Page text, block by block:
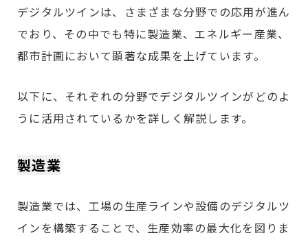
デジタルツインは、さまざまな分野での応用が進ん
でおり、その中でも特に製造業、エネルギー産業、
都市計画において顕著な成果を上げています。
以下に、それぞれの分野でデジタルツインがどのよ
うに活用されているかを詳しく解説します。
製造業
製造業では、工場の生産ラインや設備のデジタルツ
インを構築することで、生産効率の最大化を図りま